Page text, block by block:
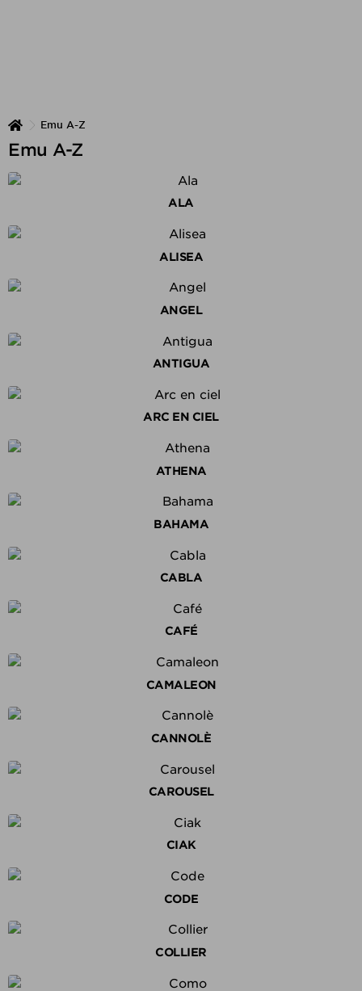
Emu A-Z
Emu A-Z
ALA
ALISEA
ANGEL
ANTIGUA
ARC EN CIEL
ATHENA
BAHAMA
CABLA
CAFÉ
CAMALEON
CANNOLÈ
CAROUSEL
CIAK
CODE
COLLIER